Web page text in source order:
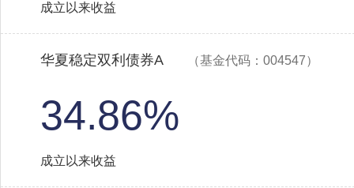
成立以来收益
华夏稳定双利债券A （基金代码：004547）
34.86%
成立以来收益